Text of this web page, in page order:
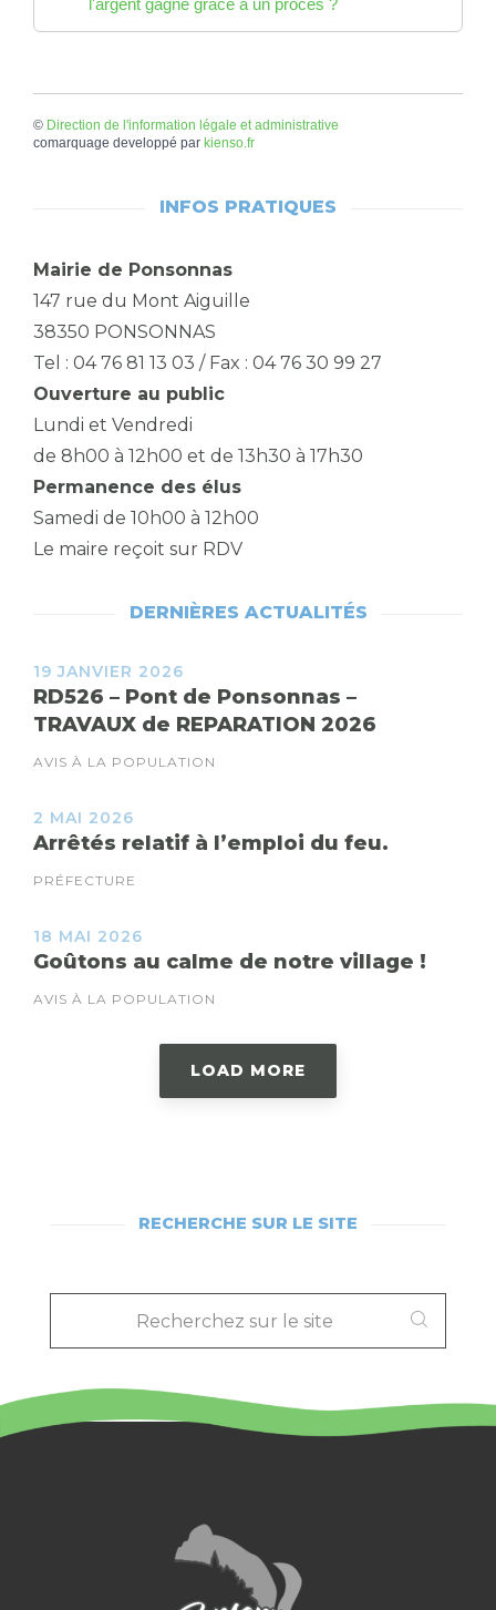
© Direction de l'information légale et administrative
comarquage developpé par kienso.fr
INFOS PRATIQUES
Mairie de Ponsonnas
147 rue du Mont Aiguille
38350 PONSONNAS
Tel : 04 76 81 13 03 / Fax : 04 76 30 99 27
Ouverture au public
Lundi et Vendredi
de 8h00 à 12h00 et de 13h30 à 17h30
Permanence des élus
Samedi de 10h00 à 12h00
Le maire reçoit sur RDV
DERNIÈRES ACTUALITÉS
19 JANVIER 2026
RD526 – Pont de Ponsonnas –
TRAVAUX de REPARATION 2026
AVIS À LA POPULATION
2 MAI 2026
Arrêtés relatif à l’emploi du feu.
PRÉFECTURE
18 MAI 2026
Goûtons au calme de notre village !
AVIS À LA POPULATION
LOAD MORE
RECHERCHE SUR LE SITE
RECHERCHEZ
LE
SITE